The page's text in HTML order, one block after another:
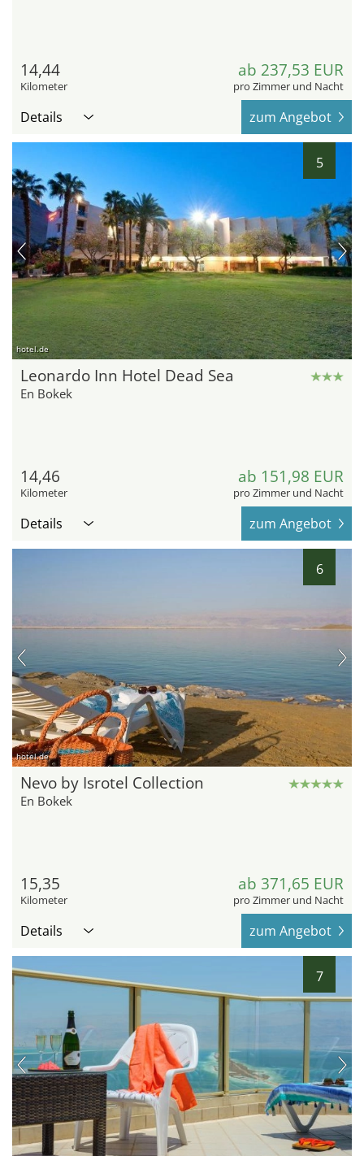
14,44
Kilometer
ab 237,53 EUR
pro Zimmer und Nacht
Details zum Angebot
5
hotel.de
Leonardo Inn Hotel Dead Sea
En Bokek
14,46
Kilometer
ab 151,98 EUR
pro Zimmer und Nacht
Details zum Angebot
6
hotel.de
Nevo by Isrotel Collection
En Bokek
15,35
Kilometer
ab 371,65 EUR
pro Zimmer und Nacht
Details zum Angebot
7